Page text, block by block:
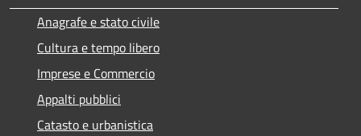
Anagrafe e stato civile
Cultura e tempo libero
Imprese e Commercio
Appalti pubblici
Catasto e urbanistica